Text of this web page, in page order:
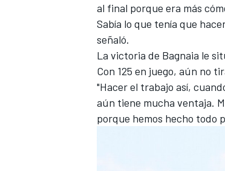
al final porque era más
Sabía lo que tenía que
señaló.
La victoria de Bagnaia le
Con 125 en juego, aún no
"Hacer el trabajo así,
aún tiene mucha ventaja.
porque hemos hecho todo